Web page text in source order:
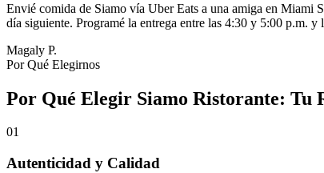
Envié comida de Siamo vía Uber Eats a una amiga en Miami
día siguiente. Programé la entrega entre las 4:30 y 5:00 p.m.
Magaly P.
Por Qué Elegirnos
Por Qué Elegir Siamo Ristorante: Tu
01
Autenticidad y Calidad